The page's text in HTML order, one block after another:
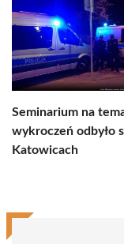
Seminarium na
wykroczeń odbyło
Katowicach